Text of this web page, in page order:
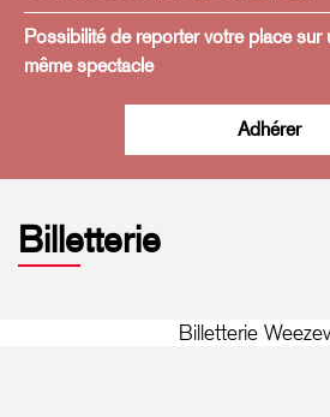
Possibilité de reporter votre place sur
même spectacle
Adhérer
Billetterie
Billetterie